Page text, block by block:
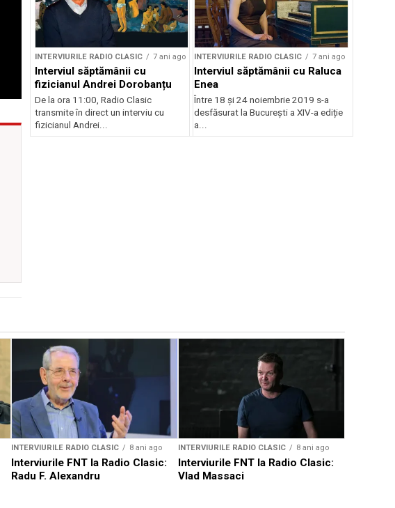
INTERVIURILE RADIO CLASIC 7 ani ago
Interviul săptămânii cu
fizicianul Andrei Dorobanțu
De la ora 11:00, Radio Clasic
transmite în direct un interviu cu
fizicianul Andrei...
INTERVIURILE RADIO CLASIC 7 ani ago
Interviul săptămânii cu Raluca
Enea
Între 18 și 24 noiembrie 2019 s-a
desfăsurat la București a XIV-a ediție
a...
INTERVIURILE RADIO CLASIC 8 ani ago
Interviurile FNT la Radio Clasic:
Radu F. Alexandru
INTERVIURILE RADIO CLASIC 8 ani ago
Interviurile FNT la Radio Clasic:
Vlad Massaci